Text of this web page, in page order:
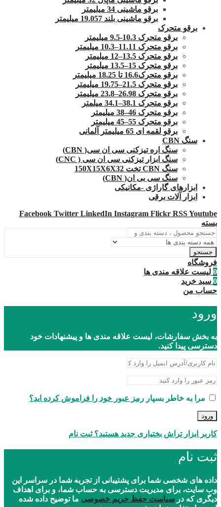
برقو ماشینی 34 میلیمتر
برقو ماشینی بلند 19.057 میلیمتر
برقو متحرک
برقو متحرک 10.3-9.5 میلیمتر
برقو متحرک 11.11–10.3 میلیمتر
برقو متحرک 13.5–12 میلیمتر
برقو متحرک 15–13.5 میلیمتر
برقو متحرک16.6 تا 18.25 میلیمتر
برقو متحرک 21.5–19.75 میلیمتر
برقو متحرک 26.98–23.8 میلیمتر
برقو متحرک 38.1–34.1 میلمتر
برقو متحرک 46–38 میلیمتر
برقو متحرک 55–45 میلیمتر
برقو لقمه ای 65 میلیمتر آلمانی
سنگ CBN
سنگ اره تیزکنی سی ان سی( CBN)
سنگ ابزار تیزکنی سی ان سی ( CNC)
سنگ CBN تخت 150X15X6X32
سنگ سی بی ان( CBN)
ابزارهای گاراژی -مکانیکی
ابزار آلات برقی
Facebook Twitter LinkedIn Instagram Flickr RSSYoutube
بسته
جستجو
فروشگاه
0 لیست علاقه مندی ها
0 سبد خرید
حساب من
ورود
به بخش سفارشات، لیست علاقه مندی ها و پیشنهادات خود
دسترسی پیدا کنید.
مرا به خاطر بسپار رمز عبور خود را فراموش کرده اید؟
ورود
کاربر ابزار تراش بختیاری جدید هستید؟ ثبت نام
ثبت نام
داده های شخصی شما برای پشتیبانی از تجربه شما در سراسر این
وب سایت، برای مدیریت دسترسی به حساب شما، و برای اهداف
دیگری که در سیاست حفظ حریم خصوصی ما توضیح داده شده